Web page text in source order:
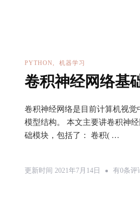
任
务
PYTHON 机器学习
卷积神经网络基
卷积神经网络是目前计算机视觉
模型结构。 本文主要讲卷积神
础模块，包括了： 卷积( …
更新时间 2021年7月14日
卷
有0条评